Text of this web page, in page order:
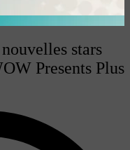
stars
Presents Plus